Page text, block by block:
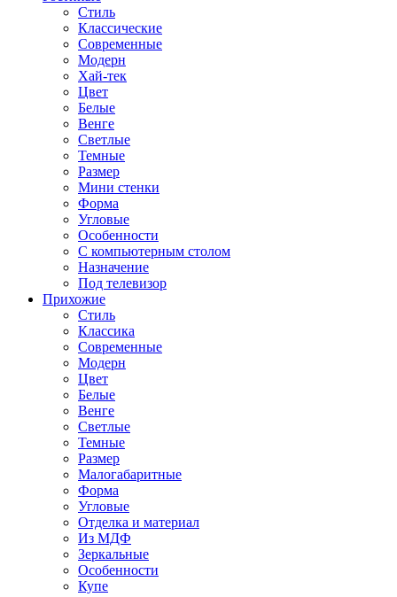
Стиль
Классические
Современные
Модерн
Хай-тек
Цвет
Белые
Венге
Светлые
Темные
Размер
Мини стенки
Форма
Угловые
Особенности
С компьютерным столом
Назначение
Под телевизор
Прихожие
Стиль
Классика
Современные
Модерн
Цвет
Белые
Венге
Светлые
Темные
Размер
Малогабаритные
Форма
Угловые
Отделка и материал
Из МДФ
Зеркальные
Особенности
Купе